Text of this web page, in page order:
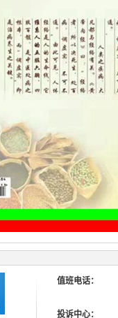
值班电话：
投诉中心：